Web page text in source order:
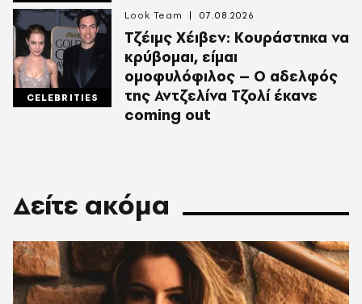
CELEBRITIES
Τζέιμς Χέιβεν: Κουράστηκα να
κρύβομαι, είμαι
ομοφυλόφιλος – Ο αδελφός
της Αντζελίνα Τζολί έκανε
coming out
Look Team 07.08.2026
Δείτε ακόμα